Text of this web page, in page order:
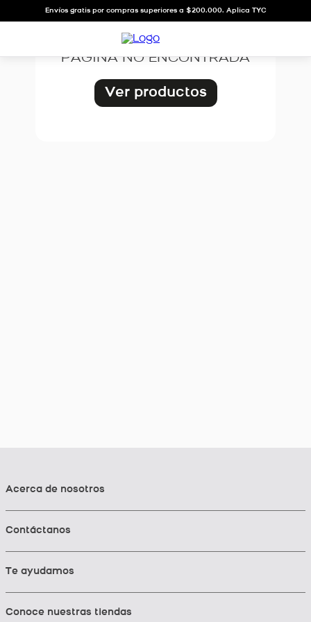
Envíos gratis por compras superiores a $200.000. Aplica TYC
OOPS!
PÁGINA NO ENCONTRADA
Ver productos
Acerca de nosotros
Contáctanos
Te ayudamos
Conoce nuestras tiendas